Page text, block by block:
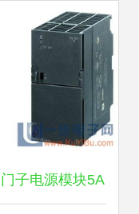
性能与关键对比
优劣势
子电源模块5A